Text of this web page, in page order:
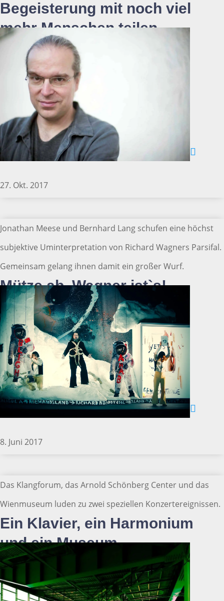
Begeisterung mit noch viel
mehr Menschen teilen
27. Okt. 2017
Mütze ab, Wagner ist`s!
8. Juni 2017
Jonathan Meese und Bernhard Lang schufen eine höchst
subjektive Uminterpretation von Richard Wagners Parsifal.
Gemeinsam gelang ihnen damit ein großer Wurf.
Ein Klavier, ein Harmonium
und ein Museum
Das Klangforum, das Arnold Schönberg Center und das
Wienmuseum luden zu zwei speziellen Konzertereignissen.